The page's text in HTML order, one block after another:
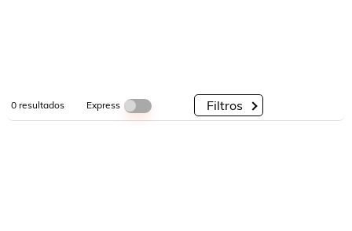
0resultados Express Filtros